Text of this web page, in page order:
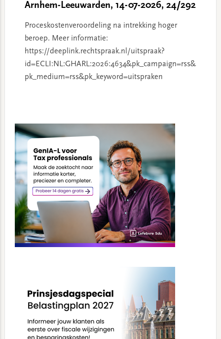
Arnhem-Leeuwarden, 14-07-2026, 24/292
Proceskostenveroordeling na intrekking hoger
beroep. Meer informatie:
https://deeplink.rechtspraak.nl/uitspraak?
id=ECLI:NL:GHARL:2026:4634&pk_campaign=rss&
pk_medium=rss&pk_keyword=uitspraken
Sidebar